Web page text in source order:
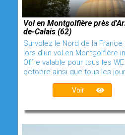
Vol en Montgolfière près
de-Calais (62)
Survolez le Nord de la
lors d'un vol en Montgolfière
Offre valable pour tous les
octobre ainsi que tous les
Voir